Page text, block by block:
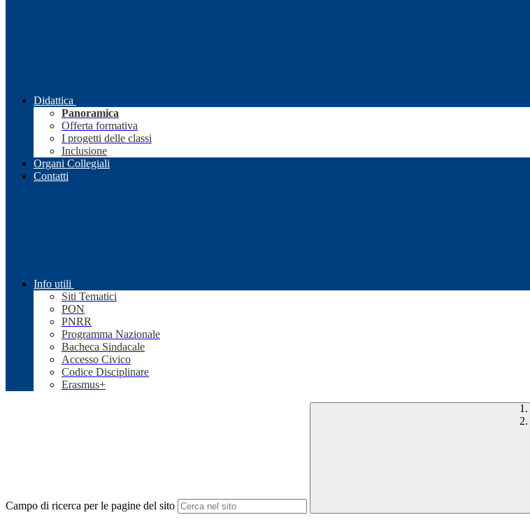
Didattica
Panoramica
Offerta formativa
I progetti delle classi
Inclusione
Organi Collegiali
Contatti
Info utili
Siti Tematici
PON
PNRR
Programma Nazionale
Bacheca Sindacale
Accesso Civico
Codice Disciplinare
Erasmus+
Campo di ricerca per le pagine del sito